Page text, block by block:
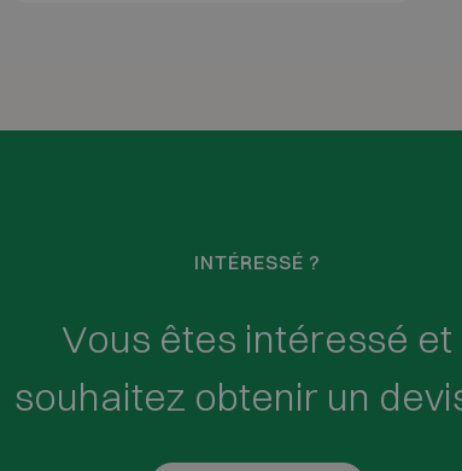
INTÉRESSÉ ?
Vous êtes intéressé et
souhaitez obtenir un